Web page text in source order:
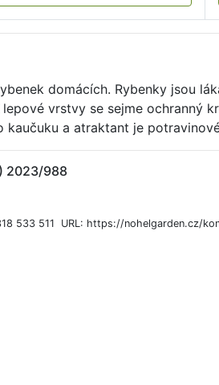
domácích. Rybenky jsou
vrstvy se sejme ochranný
a atraktant je
2023/988
533 511 URL: https://nohelgarden.cz/